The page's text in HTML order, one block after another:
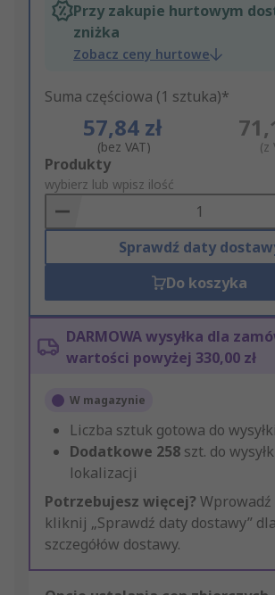
Przy zakupie hurtowym
zniżka
Zobacz ceny hurtowe
Suma częściowa (1 sztuka)*
57,84 zł
(bez VAT) (z
Add
to
Basket
Produkty
wybierz lub wpisz ilość
Sprawdź daty
Do koszyka
DARMOWA wysyłka dla
wartości powyżej 330,00 zł
W magazynie
Liczba sztuk gotowa do
Dodatkowe 258 szt. do
lokalizacji
Potrzebujesz więcej? Wprowadź
kliknij „Sprawdź daty dostawy” dla
szczegółów dostawy.